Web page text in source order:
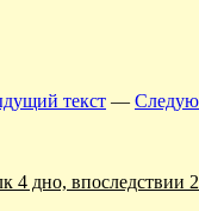
текст —
4 дно, впоследствии